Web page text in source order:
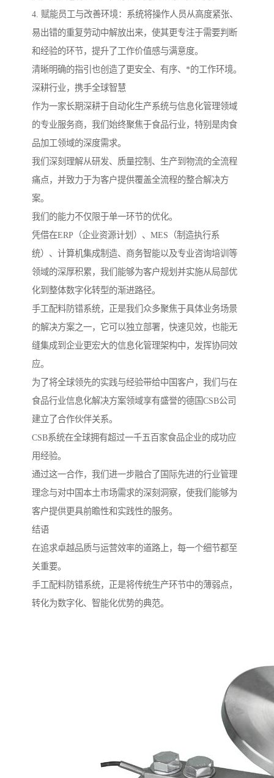
4. 赋能员工与改善环境：系统将操作人员从高度紧张、
易出错的重复劳动中解放出来，使其更专注于需要判断
和经验的环节，提升了工作价值感与满意度。
清晰明确的指引也创造了更安全、有序、*的工作环境。
深耕行业，携手全球智慧
作为一家长期深耕于自动化生产系统与信息化管理领域
的专业服务商，我们始终聚焦于食品行业，特别是肉食
品加工领域的深度需求。
我们深刻理解从研发、质量控制、生产到物流的全流程
痛点，并致力于为客户提供覆盖全流程的整合解决方
案。
我们的能力不仅限于单一环节的优化。
凭借在ERP（企业资源计划）、MES（制造执行系
统）、计算机集成制造、商务智能以及专业咨询培训等
领域的深厚积累，我们能够为客户规划并实施从局部优
化到整体数字化转型的渐进路径。
手工配料防错系统，正是我们众多聚焦于具体业务场景
的解决方案之一，它可以独立部署，快速见效，也能无
缝集成到企业更宏大的信息化管理架构中，发挥协同效
应。
为了将全球领先的实践与经验带给中国客户，我们与在
食品行业信息化解决方案领域享有盛誉的德国CSB公司
建立了合作伙伴关系。
CSB系统在全球拥有超过一千五百家食品企业的成功应
用经验。
通过这一合作，我们进一步融合了国际先进的行业管理
理念与对中国本土市场需求的深刻洞察，使我们能够为
客户提供更具前瞻性和实践性的服务。
结语
在追求卓越品质与运营效率的道路上，每一个细节都至
关重要。
手工配料防错系统，正是将传统生产环节中的薄弱点，
转化为数字化、智能化优势的典范。